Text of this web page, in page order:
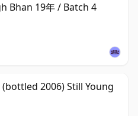
Bhan 19年 / Batch 4
2006) Still Young